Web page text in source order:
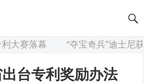
赛落幕 “夺宝奇兵”迪士尼获
台专利奖励办法